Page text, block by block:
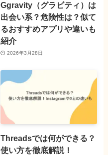
Ggravity（グラビティ）は
出会い系？危険性は？似て
るおすすめアプリや違いも
紹介
2026年3月28日
Threadsでは何ができる？
使い方を徹底解説！